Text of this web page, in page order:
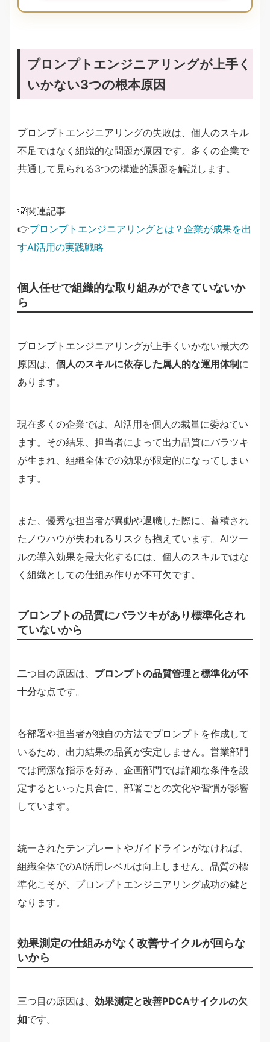
プロンプトエンジニアリングが上手く
いかない3つの根本原因
プロンプトエンジニアリングの失敗は、個人のスキル
不足ではなく組織的な問題が原因です。多くの企業で
共通して見られる3つの構造的課題を解説します。
💡関連記事
👉プロンプトエンジニアリングとは？企業が成果を出
すAI活用の実践戦略
個人任せで組織的な取り組みができていないか
ら
プロンプトエンジニアリングが上手くいかない最大の
原因は、 個人のスキルに依存した属人的な運用体制 に
あります。
現在多くの企業では、AI活用を個人の裁量に委ねてい
ます。その結果、担当者によって出力品質にバラツキ
が生まれ、組織全体での効果が限定的になってしまい
ます。
また、優秀な担当者が異動や退職した際に、蓄積され
たノウハウが失われるリスクも抱えています。AIツー
ルの導入効果を最大化するには、個人のスキルではな
く組織としての仕組み作りが不可欠です。
プロンプトの品質にバラツキがあり標準化され
ていないから
二つ目の原因は、 プロンプトの品質管理と標準化が不
十分な点です。
各部署や担当者が独自の方法でプロンプトを作成して
いるため、出力結果の品質が安定しません。営業部門
では簡潔な指示を好み、企画部門では詳細な条件を設
定するといった具合に、部署ごとの文化や習慣が影響
しています。
統一されたテンプレートやガイドラインがなければ、
組織全体でのAI活用レベルは向上しません。品質の標
準化こそが、プロンプトエンジニアリング成功の鍵と
なります。
効果測定の仕組みがなく改善サイクルが回らな
いから
三つ目の原因は、 効果測定と改善PDCAサイクルの欠
如です。